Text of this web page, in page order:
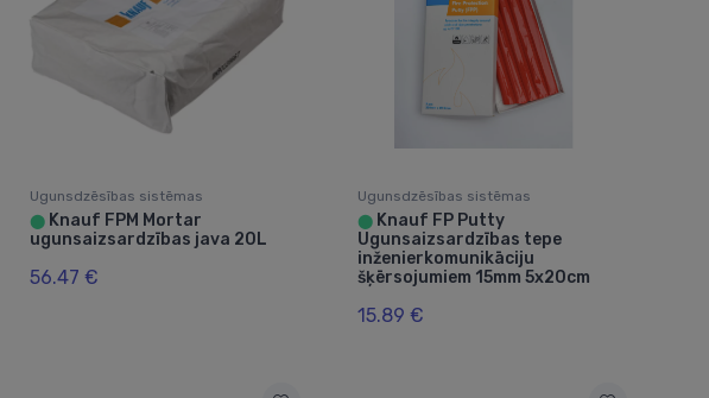
Ugunsdzēsības sistēmas
⬤ Knauf FPM Mortar
ugunsaizsardzības java 20L
56.47 €
Ugunsdzēsības sistēmas
⬤Knauf FP Putty
Ugunsaizsardzības tepe
inženierkomunikāciju
šķērsojumiem 15mm 5x20cm
15.89 €